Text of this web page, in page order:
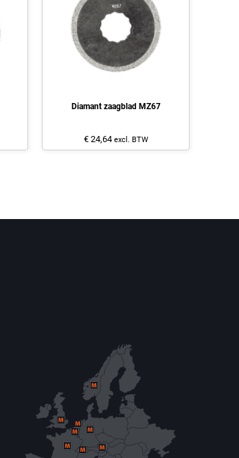
Diamant zaagblad MZ67
€ 24,64 excl. BTW